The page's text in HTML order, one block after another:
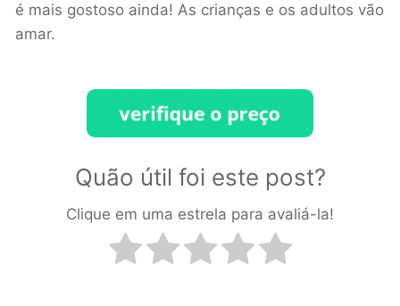
é mais gostoso ainda! As crianças e os adultos vão
amar.
Quão útil foi este post?
Clique em uma estrela para avaliá-la!